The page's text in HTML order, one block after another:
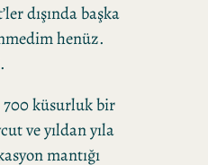
dışında başka
henüz.
küsurluk bir
ve yıldan yıla
mantığı